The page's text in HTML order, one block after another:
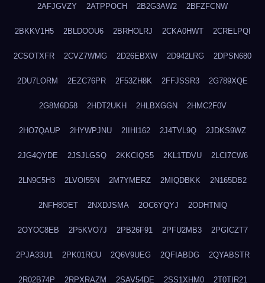
2AFJGVZY 2ATPPOCH 2B2G3AW2 2BFZFCNW
2BKKV1H5 2BLDOOU6 2BRHOLRJ 2CKA0HWT 2CRELPQI
2CSOTXFR 2CVZ7WMG 2D26EBXW 2D942LRG 2DPSN680
2DU7LORM 2EZC76PR 2F53ZH8K 2FFJSSR3 2G789XQE
2G8M6D58 2HDT2UKH 2HLBXGGN 2HMC2F0V
2HO7QAUP 2HYWPJNU 2IIHI162 2J4TVL9Q 2JDKS9WZ
2JG4QYDE 2JSJLGSQ 2KKCIQS5 2KL1TDVU 2LCI7CW6
2LN9C5H3 2LVOI55N 2M7YMERZ 2MIQDBKK 2N165DB2
2NFH8OET 2NXDJSMA 2OC6YQYJ 2ODHTNIQ
2OYOC8EB 2P5KVO7J 2PB26F91 2PFU2MB3 2PGICZT7
2PJA33U1 2PK01RCU 2Q6V9UEG 2QFIABDG 2QYABSTR
2R02B74P 2RPXRAZM 2SAV54DE 2SS1XHM0 2T0TIR21